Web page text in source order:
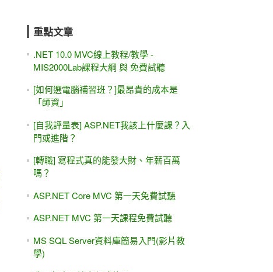
重點文章
.NET 10.0 MVC線上教程/教學 -
MIS2000Lab課程大綱 與 免費試聽
[如何選電腦補習班？]最昂貴的成本是
「師資」
[自我評量表] ASP.NET我該上什麼課？入
門或進階？
[轉職] 寫程式真的能發大財、年薪百萬
嗎？
ASP.NET Core MVC 第一天免費試聽
ASP.NET MVC 第一天課程免費試聽
MS SQL Server資料庫簡易入門(影片教
學)